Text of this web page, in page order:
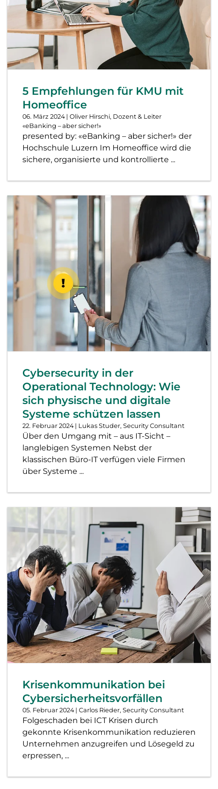
5 Empfehlungen für KMU mit
Homeoffice
06. März 2024 | Oliver Hirschi, Dozent & Leiter
«eBanking – aber sicher!»
presented by: «eBanking – aber sicher!» der
Hochschule Luzern Im Homeoffice wird die
sichere, organisierte und kontrollierte ...
Cybersecurity in der
Operational Technology: Wie
sich physische und digitale
Systeme schützen lassen
22. Februar 2024 | Lukas Studer, Security Consultant
Über den Umgang mit – aus IT-Sicht –
langlebigen Systemen Nebst der
klassischen Büro-IT verfügen viele Firmen
über Systeme ...
Krisenkommunikation bei
Cybersicherheitsvorfällen
05. Februar 2024 | Carlos Rieder, Security Consultant
Folgeschaden bei ICT Krisen durch
gekonnte Krisenkommunikation reduzieren
Unternehmen anzugreifen und Lösegeld zu
erpressen, ...